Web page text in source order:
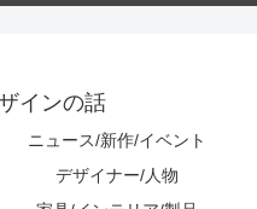
インの話
ニュース/新作/イベント
デザイナー/人物